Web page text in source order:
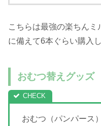
こちらは最強の楽ちん
に備えて6本ぐらい購入し
おむつ替えグッズ
おむつ（パンパース）